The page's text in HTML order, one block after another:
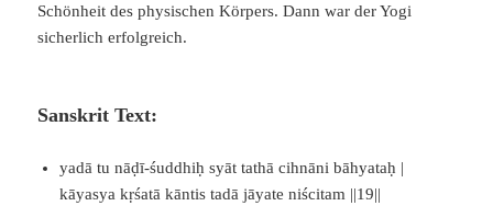
Schönheit des physischen Körpers. Dann war der Yogi
sicherlich erfolgreich.
Sanskrit Text:
yadā tu nāḍī-śuddhiḥ syāt tathā cihnāni bāhyataḥ |
kāyasya kṛśatā kāntis tadā jāyate niścitam ||19||